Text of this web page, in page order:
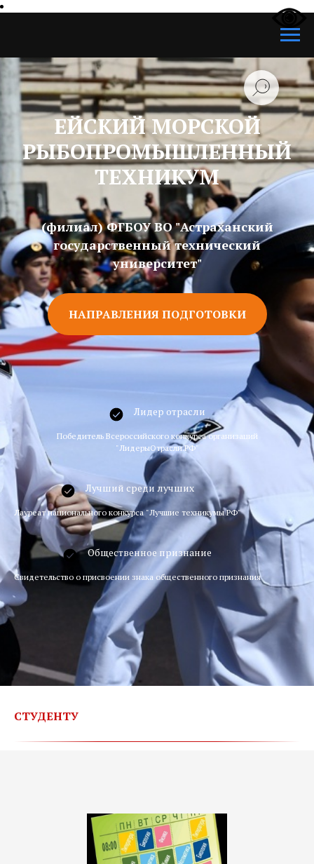
ЕЙСКИЙ МОРСКОЙ
РЫБОПРОМЫШЛЕННЫЙ
ТЕХНИКУМ
(филиал) ФГБОУ ВО "Астраханский
государственный технический
университет"
НАПРАВЛЕНИЯ ПОДГОТОВКИ
Лидер отрасли
Победитель Всероссийского конкурса организаций
"ЛидерыОтрасли.РФ"
Лучший среди лучших
Лауреат национального конкурса "Лучшие техникумы РФ"
Общественное признание
Свидетельство о присвоении знака общественного признания
СТУДЕНТУ